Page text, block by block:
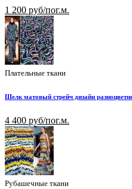
1 200 руб/пог.м.
Плательные ткани
Шелк матовый стрейч дизайн
4 400 руб/пог.м.
Рубашечные ткани